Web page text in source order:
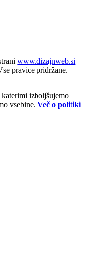
www.dizajnweb.si |
pravice pridržane.
katerimi izboljšujemo
vsebine. Več o politiki